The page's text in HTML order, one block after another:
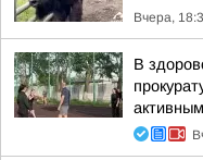
Вчера,
В